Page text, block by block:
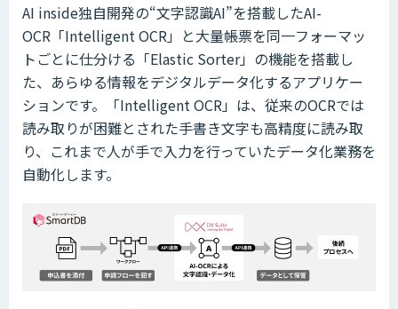
AI inside独自開発の“文字認識AI”を搭載したAI-
OCR「Intelligent OCR」と大量帳票を同一フォーマッ
トごとに仕分ける「Elastic Sorter」の機能を搭載し
た、あらゆる情報をデジタルデータ化するアプリケー
ションです。「Intelligent OCR」は、従来のOCRでは
読み取りが困難とされた手書き文字も高精度に読み取
り、これまで人が手で入力を行っていたデータ化業務を
自動化します。